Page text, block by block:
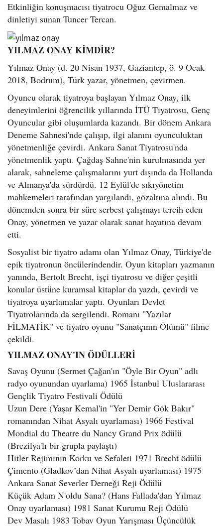
Etkinliğin konuşmacısı tiyatrocu Oğuz Gemalmaz ve
dinletiyi sunan Tuncer Tercan.
YILMAZ ONAY KİMDİR?
Yılmaz Onay (d. 20 Nisan 1937, Gaziantep, ö. 9 Ocak
2018, Bodrum), Türk yazar, yönetmen, çevirmen.
Oyuncu olarak tiyatroya başlayan Yılmaz Onay, ilk
deneyimlerini öğrencilik yıllarında İTÜ Tiyatrosu, Genç
Oyuncular gibi oluşumlarda kazandı. Bir dönem Ankara
Deneme Sahnesi'nde çalışıp, ilgi alanını oyunculuktan
yönetmenliğe çevirdi. Ankara Sanat Tiyatrosu'nda
yönetmenlik yaptı. Çağdaş Sahne'nin kurulmasında yer
alarak, sahneleme çalışmalarını yurt dışında da Hollanda
ve Almanya'da sürdürdü. 12 Eylül'de sıkıyönetim
mahkemeleri tarafından yargılandı, gözaltına alındı. Bu
dönemden sonra bir süre serbest çalışmayı tercih eden
Onay, yönetmen ve yazar olarak sanat hayatına devam
etti.
Sosyalist bir tiyatro adamı olan Yılmaz Onay, Türkiye'de
epik tiyatronun öncülerindendir. Oyun kitapları yazmanın
yanında, Bertolt Brecht, işçi tiyatrosu ve diğer çeşitli
konular üstüne kuramsal kitaplar da yazdı, çevirdi ve
tiyatroya uyarlamalar yaptı. Oyunları Devlet
Tiyatrolarında da sergilendi. Romanı "Yazılar
FİLMATİK" ve tiyatro oyunu "Sanatçının Ölümü" filme
çekildi.
YILMAZ ONAY'IN ÖDÜLLERİ
Savaş Oyunu (Sermet Çağan'ın "Öyle Bir Oyun" adlı
radyo oyunundan uyarlama) 1965 İstanbul Uluslararası
Gençlik Tiyatro Festivali Ödülü
Uzun Dere (Yaşar Kemal'in "Yer Demir Gök Bakır"
romanından Nihat Asyalı uyarlaması) 1966 Festival
Mondial du Theatre du Nancy Grand Prix ödülü
(Brezilya'lı bir grupla paylaştı)
Hitler Rejiminin Korku ve Sefaleti 1971 Brecht ödülü
Çimento (Gladkov’dan Nihat Asyalı uyarlaması) 1975
Ankara Sanat Severler Derneği Reji Ödülü
Küçük Adam N'oldu Sana? (Hans Fallada'dan Yılmaz
Onay uyarlaması) 1981 Sanat Kurumu Reji Ödülü
Dev Masalı 1983 Tobav Oyun Yarışması Üçüncülük